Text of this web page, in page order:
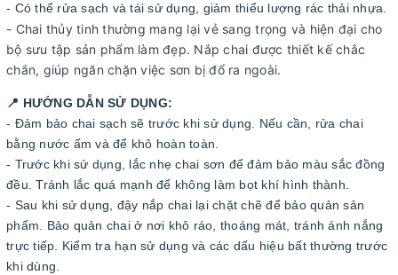
- Có thể rửa sạch và tái sử dụng, giảm thiểu lượng rác thải nhựa.
- Chai thủy tinh thường mang lại vẻ sang trọng và hiện đại cho
bộ sưu tập sản phẩm làm đẹp. Nắp chai được thiết kế chắc
chắn, giúp ngăn chặn việc sơn bị đổ ra ngoài.
📍 HƯỚNG DẪN SỬ DỤNG:
- Đảm bảo chai sạch sẽ trước khi sử dụng. Nếu cần, rửa chai
bằng nước ấm và để khô hoàn toàn.
- Trước khi sử dụng, lắc nhẹ chai sơn để đảm bảo màu sắc đồng
đều. Tránh lắc quá mạnh để không làm bọt khí hình thành.
- Sau khi sử dụng, đậy nắp chai lại chặt chẽ để bảo quản sản
phẩm. Bảo quản chai ở nơi khô ráo, thoáng mát, tránh ánh nắng
trực tiếp. Kiểm tra hạn sử dụng và các dấu hiệu bất thường trước
khi dùng.